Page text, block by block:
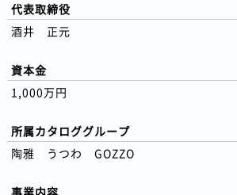
代表取締役
酒井 正元
資本金
1,000万円
所属カタロググループ
陶雅 うつわ GOZZO
事業内容